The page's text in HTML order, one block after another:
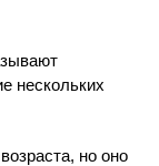
нескольких
но оно